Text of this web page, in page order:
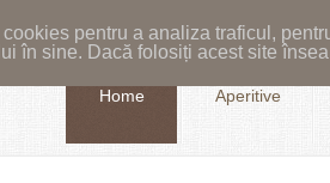
pentru a analiza traficul,
în sine. Dacă folosiți acest site
Home Aperitive